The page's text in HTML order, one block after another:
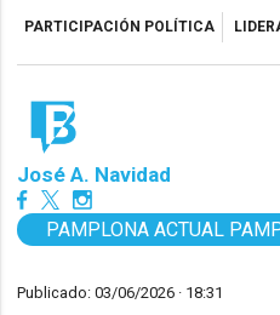
PARTICIPACIÓN POLÍTICA
José A. Navidad
PAMPLONA ACTUAL
Publicado: 03/06/2026 · 18:31